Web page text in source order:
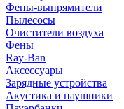
Фены-выпрямители
Пылесосы
Очистители воздуха
Фены
Ray-Ban
Аксессуары
Зарядные устройства
Акустика и наушники